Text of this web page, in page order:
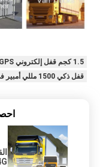
1.5 كجم قفل إلكتروني GPS لشاحنة الحاويات
قفل ذكي 1500 مللي أمبير في الساعة GPS